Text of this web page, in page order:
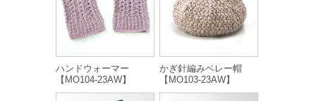
ハンドウォーマー
【MO104-23AW】
かぎ針編みベレー帽
【MO103-23AW】